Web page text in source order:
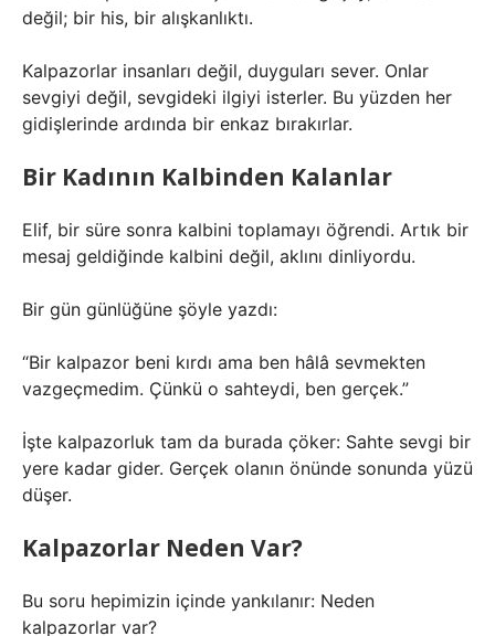
değil; bir his, bir alışkanlıktı.
Kalpazorlar insanları değil, duyguları sever. Onlar
sevgiyi değil, sevgideki ilgiyi isterler. Bu yüzden her
gidişlerinde ardında bir enkaz bırakırlar.
Bir Kadının Kalbinden Kalanlar
Elif, bir süre sonra kalbini toplamayı öğrendi. Artık bir
mesaj geldiğinde kalbini değil, aklını dinliyordu.
Bir gün günlüğüne şöyle yazdı:
“Bir kalpazor beni kırdı ama ben hâlâ sevmekten
vazgeçmedim. Çünkü o sahteydi, ben gerçek.”
İşte kalpazorluk tam da burada çöker: Sahte sevgi bir
yere kadar gider. Gerçek olanın önünde sonunda yüzü
düşer.
Kalpazorlar Neden Var?
Bu soru hepimizin içinde yankılanır: Neden
kalpazorlar var?